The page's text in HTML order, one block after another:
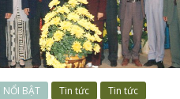
NỔI BẬT Tin tức Tin tức